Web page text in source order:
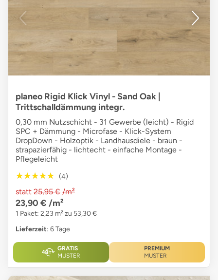
planeo Rigid Klick Vinyl - Sand Oak |
Trittschalldämmung integr.
0,30 mm Nutzschicht - 31 Gewerbe (leicht) - Rigid
SPC + Dämmung - Microfase - Klick-System
DropDown - Holzoptik - Landhausdiele - braun -
strapazierfähig - lichtecht - einfache Montage -
Pflegeleicht
★★★★★
★★★★★ (4)
statt 25,95 € /m²
23,90 € /m²
1 Paket: 2,23 m² zu 53,30 €
Lieferzeit: 6 Tage
GRATIS
MUSTER
PREMIUM
MUSTER